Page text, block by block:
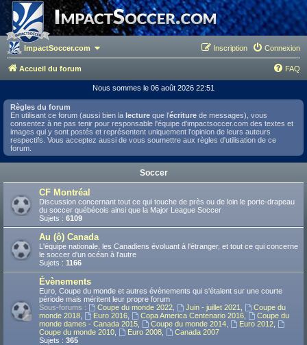
ImpactSoccer.com Connexion
Inscription
Accueil du forum FAQ
Nous sommes le 06 août 2026 22:51
Règles du forum
En utilisant ce forum (aussi bien la lecture que l'écriture de messages), vous
consentez à ne pas tenir pour responsable l'équipe d'impactsoccer.com des textes et
images qui y sont postés et représentent uniquement l'opinion de leurs auteurs
respectifs. Vous acceptez aussi de vous soumettre aux règles d'utilisation de ce
forum.
Soccer
CF Montréal
Discussion concernant tout ce qui touche de près ou de loin le porte-drapeau
du soccer québécois ainsi que la Major League Soccer
Sujets : 6109
Au (ô) Canada
L'équipe nationale, les Canadiens évoluant à l'étranger, et tout ce qui concerne
le soccer d'un océan à l'autre
Sujets : 1166
Évènements
Euro, Coupe du monde et autres évènements qui s'étalent sur une courte
période mais méritent leur propre forum
Sous-forums :
Coupe du monde 2022, Juin - juillet 2021
Coupe du
monde 2018
Euro 2016, Copa America Centenario 2016,
Coupe du
monde dames - Canada 2015
Coupe du monde 2014, Euro 2012,
Coupe du monde 2010
Euro 2008,
Canada 2007
Sujets : 365